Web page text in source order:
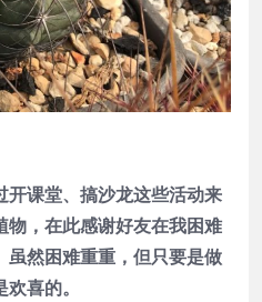
课堂、搞沙龙这些活动来
，在此感谢好友在我困难
虽然困难重重，但只要是做
喜的。